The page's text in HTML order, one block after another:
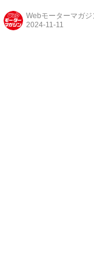
Webモーターマガジ